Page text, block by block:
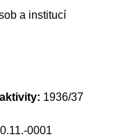
1936/37
0001